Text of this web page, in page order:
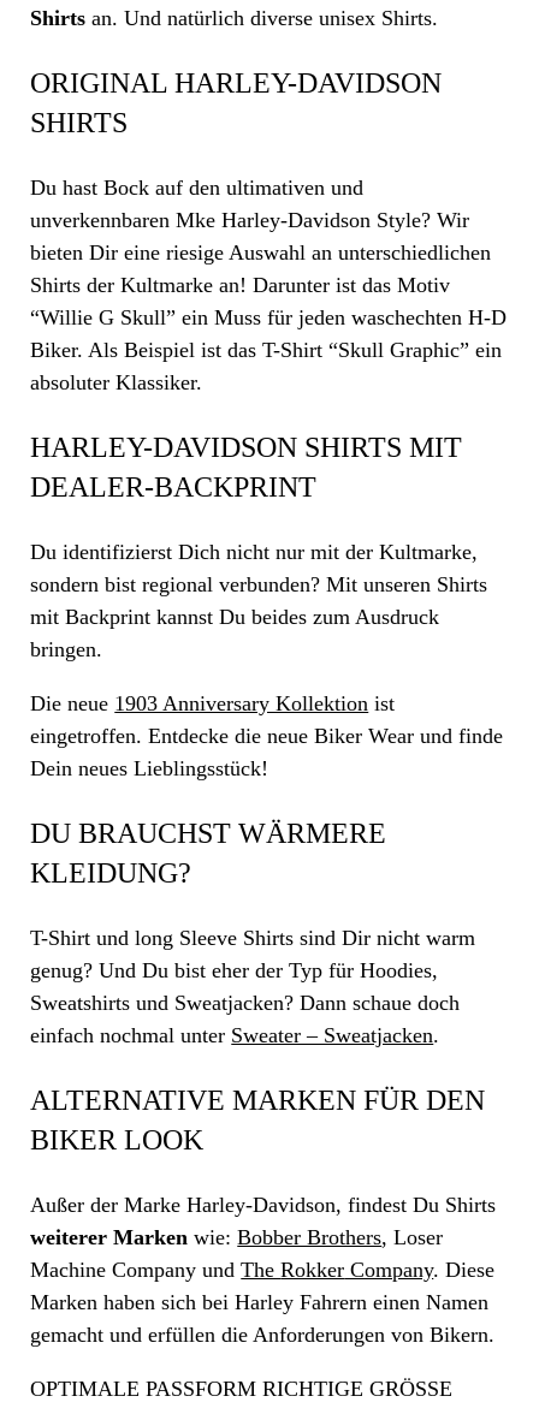
Shirts an. Und natürlich diverse unisex Shirts.
ORIGINAL HARLEY-DAVIDSON
SHIRTS
Du hast Bock auf den ultimativen und
unverkennbaren Mke Harley-Davidson Style? Wir
bieten Dir eine riesige Auswahl an unterschiedlichen
Shirts der Kultmarke an! Darunter ist das Motiv
“Willie G Skull” ein Muss für jeden waschechten H-D
Biker. Als Beispiel ist das T-Shirt “Skull Graphic” ein
absoluter Klassiker.
HARLEY-DAVIDSON SHIRTS MIT
DEALER-BACKPRINT
Du identifizierst Dich nicht nur mit der Kultmarke,
sondern bist regional verbunden? Mit unseren Shirts
mit Backprint kannst Du beides zum Ausdruck
bringen.
Die neue 1903 Anniversary Kollektion ist
eingetroffen. Entdecke die neue Biker Wear und finde
Dein neues Lieblingsstück!
DU BRAUCHST WÄRMERE
KLEIDUNG?
T-Shirt und long Sleeve Shirts sind Dir nicht warm
genug? Und Du bist eher der Typ für Hoodies,
Sweatshirts und Sweatjacken? Dann schaue doch
einfach nochmal unter Sweater – Sweatjacken.
ALTERNATIVE MARKEN FÜR DEN
BIKER LOOK
Außer der MarkeHarley-Davidson, findest Du Shirts
weiterer Markenwie:Bobber Brothers, Loser
Machine Company undTheRokker Company. Diese
Marken haben sich bei Harley Fahrern einen Namen
gemacht und erfüllen die Anforderungen vonBikern.
OPTIMALE PASSFORM RICHTIGE GRÖSSE